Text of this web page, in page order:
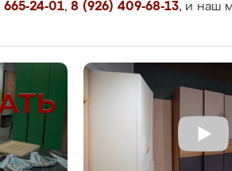
665-24-01, 8 (926) 409-68-13, и наш